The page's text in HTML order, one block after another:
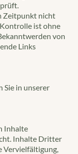
Zeitpunkt nicht
ist ohne
von
Links
Sie in unserer
Inhalte
Inhalte Dritter
Vervielfältigung,